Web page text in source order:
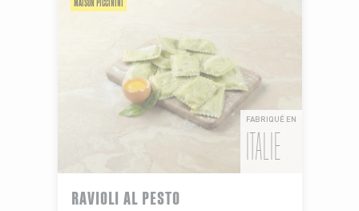
FABRIQUÉ EN
ITALIE
RAVIOLI AL PESTO